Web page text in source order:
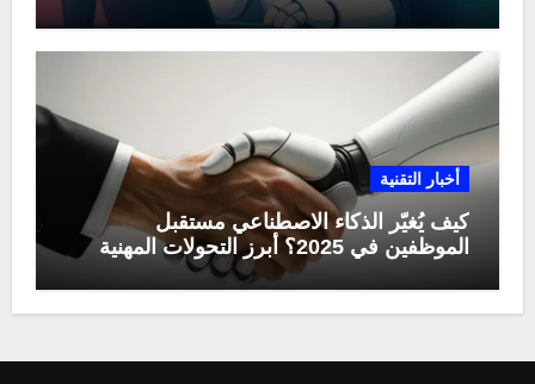
أخبار التقنية
كيف يُغيّر الذكاء الاصطناعي مستقبل
الموظفين في 2025؟ أبرز التحولات المهنية